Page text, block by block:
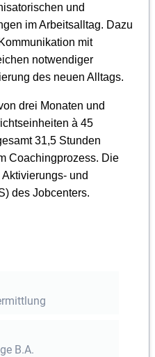
und
im Arbeitsalltag. Dazu
mit
notwendiger
des neuen Alltags.
drei Monaten und
à 45
31,5 Stunden
Coachingprozess. Die
und
des Jobcenters.
B.A.